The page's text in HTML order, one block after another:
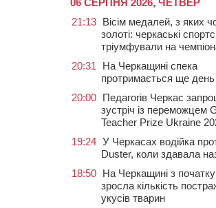
06 СЕРПНЯ 2026, ЧЕТВЕР
21:13 Вісім медалей, з яких
золоті: черкаські
тріумфували на
20:31
На Черкащині спека
протримається ще день
20:00 Педагогів Черкас
зустріч із переможцем
Teacher Prize Ukraine
19:24 У Черкасах водійка
Duster, коли здавала
18:50 На Черкащині з
зросла кількість
укусів тварин